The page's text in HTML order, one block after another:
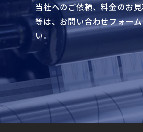
当社へのご依頼、料金のお
等は、お問い合わせフォー
い。